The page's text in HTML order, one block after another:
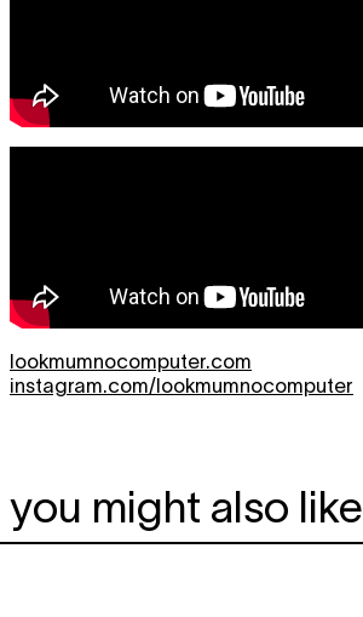
lookmumnocomputer.com
instagram.com/lookmumnocomputer
you might also like